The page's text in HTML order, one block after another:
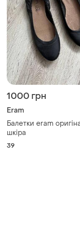
1000 грн
Eram
Балетки eram
шкіра
39